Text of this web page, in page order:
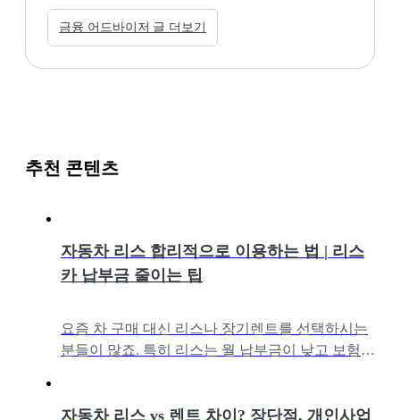
금융 어드바이저 글 더보기
추천 콘텐츠
자동차 리스 합리적으로 이용하는 법 | 리스
카 납부금 줄이는 팁
요즘 차 구매 대신 리스나 장기렌트를 선택하시는
분들이 많죠. 특히 리스는 월 납부금이 낮고 보험·
자동차 리스 vs 렌트 차이? 장단점, 개인사업